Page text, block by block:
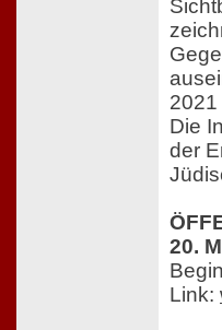
2021
Die
der
20.
Link: